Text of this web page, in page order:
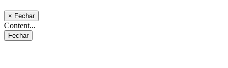
× Fechar
Content...
Fechar